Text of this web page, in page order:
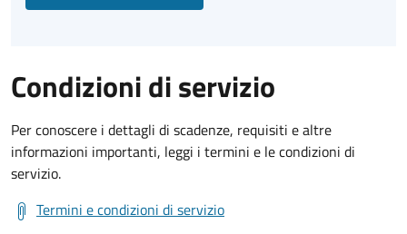
Condizioni di servizio
Per conoscere i dettagli di scadenze, requisiti e altre
informazioni importanti, leggi i termini e le condizioni di
servizio.
Termini e condizioni di servizio